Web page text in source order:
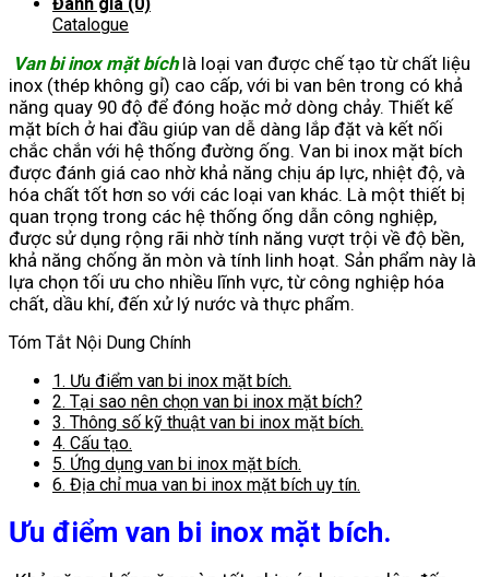
Catalogue
Van bi inox mặt bíchlà loại van được chế tạo từ chất liệu
inox (thép không gỉ) cao cấp, với bi van bên trong có khả
năng quay 90 độ để đóng hoặc mở dòng chảy. Thiết kế
mặt bích ở hai đầu giúp van dễ dàng lắp đặt và kết nối
chắc chắn với hệ thống đường ống. Van bi inox mặt bích
được đánh giá cao nhờ khả năng chịu áp lực, nhiệt độ, và
hóa chất tốt hơn so với các loại van khác. Là một thiết bị
quan trọng trong các hệ thống ống dẫn công nghiệp,
được sử dụng rộng rãi nhờ tính năng vượt trội về độ bền,
khả năng chống ăn mòn và tính linh hoạt. Sản phẩm này là
lựa chọn tối ưu cho nhiều lĩnh vực, từ công nghiệp hóa
chất, dầu khí, đến xử lý nước và thực phẩm.
Tóm Tắt Nội Dung Chính
1. Ưu điểm van bi inox mặt bích.
2. Tại sao nên chọn van bi inox mặt bích?
3. Thông số kỹ thuật van bi inox mặt bích.
4. Cấu tạo.
5. Ứng dụng van bi inox mặt bích.
6. Địa chỉ mua van bi inox mặt bích uy tín.
Ưu điểm van bi inox mặt bích.